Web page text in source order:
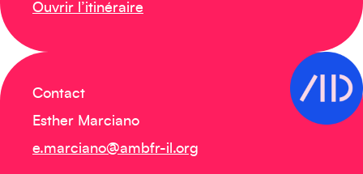
Ouvrir l’itinéraire
Contact
Esther Marciano
e.marciano@ambfr-il.org